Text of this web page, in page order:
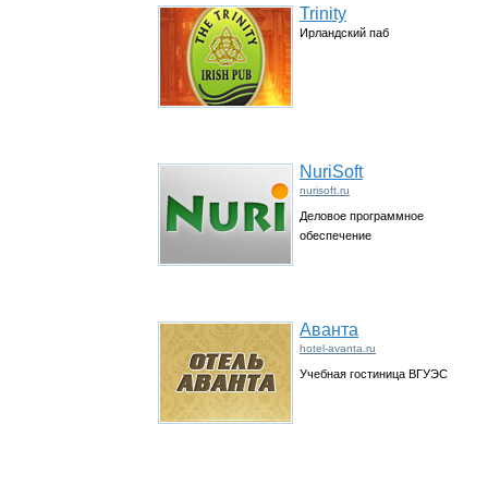
Trinity
Ирландский паб
NuriSoft
nurisoft.ru
Деловое программное
обеспечение
Аванта
hotel-avanta.ru
Учебная гостиница ВГУЭС